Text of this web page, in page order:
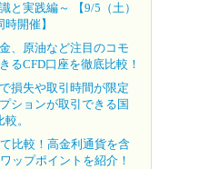
と実践編～ 【9/5（土）
開催】
、原油など注目のコモ
るCFD口座を徹底比較！
損失や取引時間が限定
ションが取引できる国
。
比較！高金利通貨を含
ップポイントを紹介！